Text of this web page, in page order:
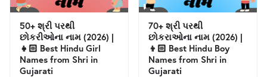
50+ શ્રી પરથી
છોકરીઓના નામ (2026) |
👧🏻 Best Hindu Girl
Names from Shri in
Gujarati
70+ શ્રી પરથી
છોકરાઓના નામ (2026) |
👦🏻 Best Hindu Boy
Names from Shri in
Gujarati